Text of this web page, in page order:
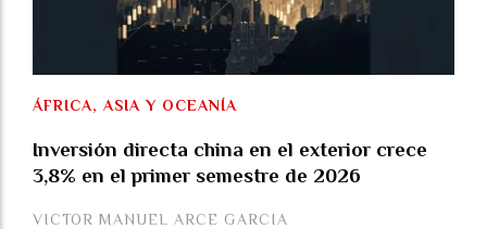
Inversión directa china en el exterior crece
3,8% en el primer semestre de 2026
VICTOR MANUEL ARCE GARCIA
ÁFRICA, ASIA Y OCEANÍA